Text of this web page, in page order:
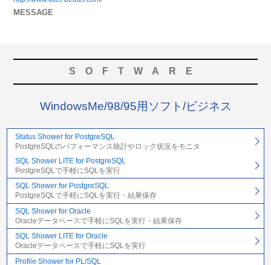
MESSAGE
SOFTWARE
WindowsMe/98/95用ソフト/ビジネス
Status Shower for PostgreSQL
PostgreSQLのパフォーマンス統計やロック状況をモニタ
SQL Shower LITE for PostgreSQL
PostgreSQLで手軽にSQLを実行
SQL Shower for PostgreSQL
PostgreSQLで手軽にSQLを実行・結果保存
SQL Shower for Oracle
Oracleデータベースで手軽にSQLを実行・結果保存
SQL Shower LITE for Oracle
Oracleデータベースで手軽にSQLを実行
Profile Shower for PL/SQL